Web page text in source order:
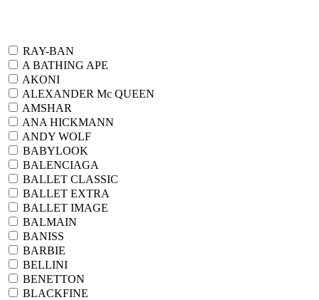
RAY-BAN
A BATHING APE
AKONI
ALEXANDER Mc QUEEN
AMSHAR
ANA HICKMANN
ANDY WOLF
BABYLOOK
BALENCIAGA
BALLET CLASSIC
BALLET EXTRA
BALLET IMAGE
BALMAIN
BANISS
BARBIE
BELLINI
BENETTON
BLACKFINE